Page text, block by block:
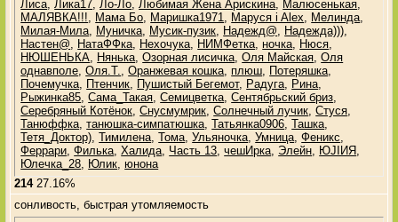
Лиса,Лика17,Ло-Ло,Любимая Жена Арискина, Малюсенькая,
МАЛЯВКА!!!, Мама Бо, Маришка1971, Маруся i Alex, Мелинда,
Милая-Мила, Муничка, Мусик-пузик, Надежд@, Надежда))),
Настен@, НатаФФка, Нехочука, НИМФетка,ночка, Нюся,
НЮШЕНЬКА, Нянька,Озорная лисичка,Оля Майская,Оля
однавполе,Оля.Т.,Оранжевая кошка,плюш, Потеряшка,
Почемучка, Птенчик, Пушистый Бегемот, Радуга, Рина,
Рыжинка85,Сама_Такая,Семицветка,Сентябрьский бриз,
Серебряный Котёнок,Снусмумрик,Солнечный лучик,Стуся,
Танюффка,танюшка-симпатюшка,Татьянка0906,Ташка,
Тетя_Доктор),Тимилена,Тома,Ульяночка,Умница,Феникс,
Феррари,Филька,Халида, Часть 13,чешИрка, Элейн, ЮJIИЯ,
Юлечка_28, Юлик,юнона
214 27.16%
сонливость, быстрая утомляемость